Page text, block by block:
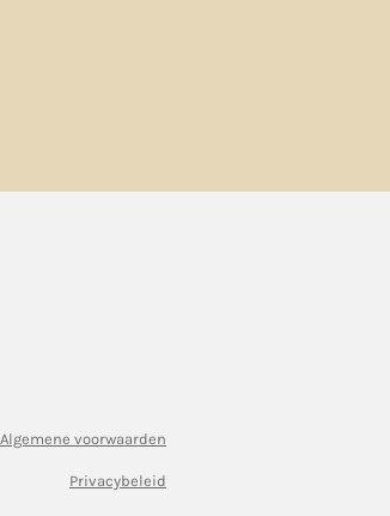
Algemene voorwaarden
Privacybeleid